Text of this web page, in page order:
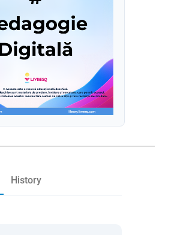
History